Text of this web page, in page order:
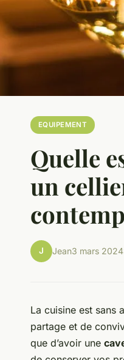
EQUIPEMENT
Quelle
un
J Jean3 mars 2024
La cuisine est sans
partage et de
que d’avoir une